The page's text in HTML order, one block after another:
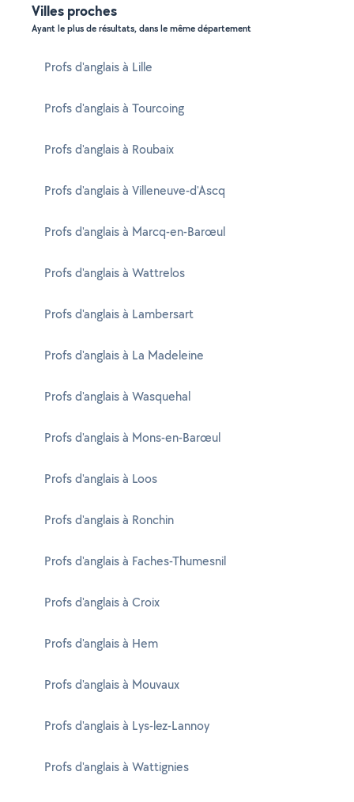
Villes proches
Ayant le plus de résultats, dans le même département
Profs d'anglais à Lille
Profs d'anglais à Tourcoing
Profs d'anglais à Roubaix
Profs d'anglais à Villeneuve-d'Ascq
Profs d'anglais à Marcq-en-Barœul
Profs d'anglais à Wattrelos
Profs d'anglais à Lambersart
Profs d'anglais à La Madeleine
Profs d'anglais à Wasquehal
Profs d'anglais à Mons-en-Barœul
Profs d'anglais à Loos
Profs d'anglais à Ronchin
Profs d'anglais à Faches-Thumesnil
Profs d'anglais à Croix
Profs d'anglais à Hem
Profs d'anglais à Mouvaux
Profs d'anglais à Lys-lez-Lannoy
Profs d'anglais à Wattignies